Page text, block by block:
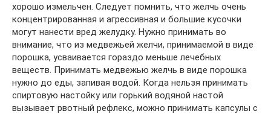
хорошо измельчен. Следует помнить, что желчь очень
концентрированная и агрессивная и большие кусочки
могут нанести вред желудку. Нужно принимать во
внимание, что из медвежьей желчи, принимаемой в виде
порошка, усваивается гораздо меньше лечебных
веществ. Принимать медвежью желчь в виде порошка
нужно до еды, запивая водой. Когда нельзя принимать
спиртовую настойку или горький водяной настой
вызывает рвотный рефлекс, можно принимать капсулы с